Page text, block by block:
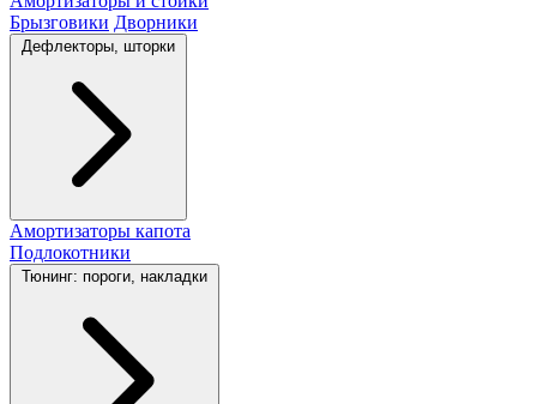
Брызговики Дворники
Дефлекторы, шторки
Амортизаторы капота
Подлокотники
Тюнинг: пороги, накладки